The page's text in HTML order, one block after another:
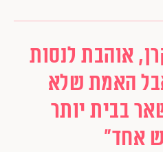
אוהבת לנסות
האמת שלא
בבית יותר
אחד"